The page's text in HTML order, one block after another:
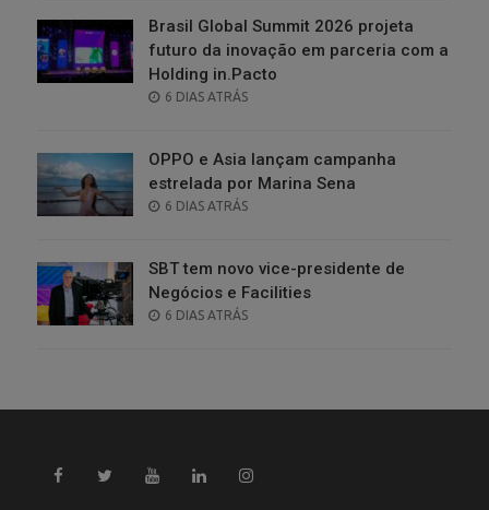
Brasil Global Summit 2026 projeta
futuro da inovação em parceria com a
Holding in.Pacto
POSTED
6 DIAS ATRÁS
OPPO e Asia lançam campanha
estrelada por Marina Sena
POSTED
6 DIAS ATRÁS
SBT tem novo vice-presidente de
Negócios e Facilities
POSTED
6 DIAS ATRÁS